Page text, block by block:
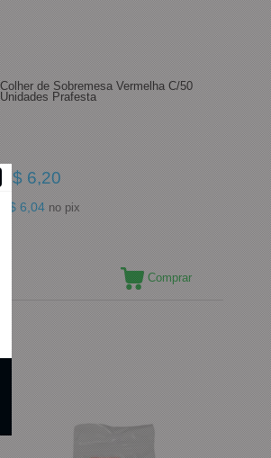
Colher de Sobremesa Vermelha C/50
Unidades Prafesta
R$ 6,20
R$ 6,04 no pix
Comprar